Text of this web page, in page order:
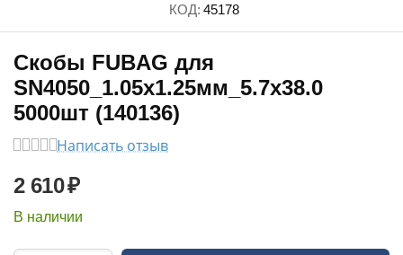
КОД: 45178
Скобы FUBAG для
SN4050_1.05х1.25мм_5.7х38.0
5000шт (140136)
Написать отзыв
2 610₽
В наличии